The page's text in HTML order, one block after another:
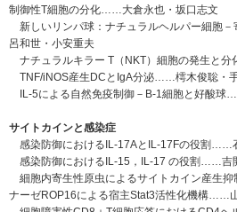
制御性T細胞の分化……大倉永也・坂口志文
新しいリンパ球：ナチュラルヘルパー細胞
呂和世・小安重夫
ナチュラルキラー T（NKT）細胞の発生と
TNF/iNOS産生DCとIgA分泌……樗木俊聡・
IL-5による自然免疫制御－B-1細胞と好酸
サイトカインと感染症
感染防御におけるIL-17AとIL-17Fの役割……
感染防御におけるIL-15，IL-17 の役割……吉
細胞内寄生性原虫によるサイトカイン産生抑
ナーゼROP16による宿主Stat3活性化機構……